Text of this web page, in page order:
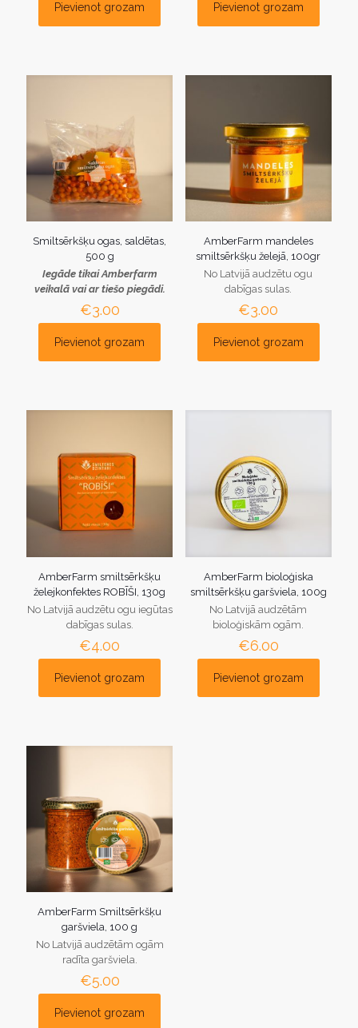
Pievienot grozam Pievienot grozam
Smiltsērkšķu ogas, saldētas,
500 g
Iegāde tikai Amberfarm
veikalā vai ar tiešo piegādi.
€3.00
Pievienot grozam
AmberFarm mandeles
smiltsērkšķu želejā, 100gr
No Latvijā audzētu ogu
dabīgas sulas.
€3.00
Pievienot grozam
AmberFarm smiltsērkšķu
želejkonfektes ROBĪŠI, 130g
No Latvijā audzētu ogu iegūtas
dabīgas sulas.
€4.00
Pievienot grozam
AmberFarm bioloģiska
smiltsērkšķu garšviela, 100g
No Latvijā audzētām
bioloģiskām ogām.
€6.00
Pievienot grozam
AmberFarm Smiltsērkšķu
garšviela, 100 g
No Latvijā audzētām ogām
radīta garšviela.
€5.00
Pievienot grozam